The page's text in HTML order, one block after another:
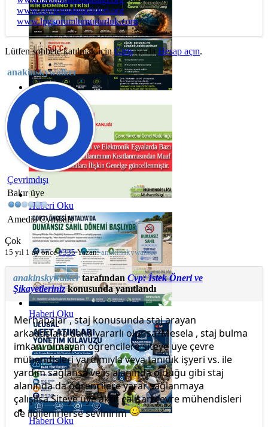
Haberi Oku
Haberi Oku
Haberi Oku
Haberi Oku
www.cevremuhendisleri.org
www.lpgsorumlumudurluk.com
Lütfen sohbete katılmak içinGirişya da Hesap açın.
anakinskywalker
Çevrimdışı
Bakır üye
Amedia Cymbals
Çok
15 yıl 1 ay önce #335 Yazan:anakinskywalker
anakinskywalkertarafından Cvp: İstek Öneri ve
Şikayetlerinizkonusunda yanıtlandı
Merhabalar , staj konusunda staj arayan
arkadaşlara daha yararlı olunsa?Mesela , staj bulma
imkanı olmayan öğrencilere siteye üye çevre
mühendisleri yardımıyla veya tanıdık işyeri vs. ile
yardım sağlansa ve iş alanında olduğu gibi staj
alanında da öğrencilere yarar sağlanmaya
çalışılsa.Siteye üye aktif çalışan çevre mühendisleri
de ilgilenirlerse sevinirim